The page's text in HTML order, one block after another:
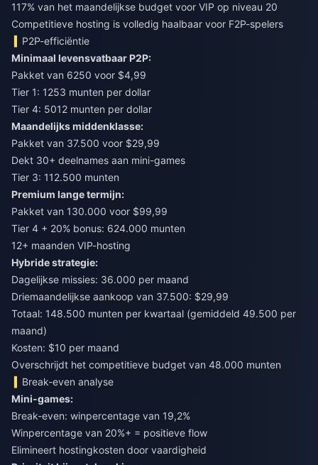
117% van het maandelijkse budget voor VIP op niveau 20
Competitieve hosting is volledig haalbaar voor F2P-spelers
P2P-efficiëntie
Minimaal levensvatbaar P2P:
Pakket van 6250 voor $4,99
Tier 1: 1253 munten per dollar
Tier 4: 5012 munten per dollar
Maandelijks middenklasse:
Pakket van 37.500 voor $29,99
Dekt 30+ deelnames aan mini-games
Tier 3: 112.500 munten
Premium lange termijn:
Pakket van 130.000 voor $99,99
Tier 4 + 20% bonus: 624.000 munten
12+ maanden VIP-hosting
Hybride strategie:
Dagelijkse missies: 36.000 per maand
Driemaandelijkse aankoop van 37.500: $29,99
Totaal: 148.500 munten per kwartaal (gemiddeld 49.500 per
maand)
Kosten: $10 per maand
Overschrijdt het competitieve budget van 48.000 munten
Break-even analyse
Mini-games:
Break-even: winpercentage van 19,2%
Winpercentage van 20%+ = positieve flow
Elimineert hostingkosten door vaardigheid